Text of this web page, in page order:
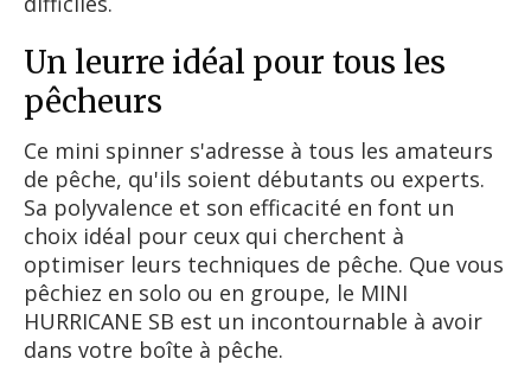
Un leurre idéal pour tous les
pêcheurs
Ce mini spinner s'adresse à tous les amateurs
de pêche, qu'ils soient débutants ou experts.
Sa polyvalence et son efficacité en font un
choix idéal pour ceux qui cherchent à
optimiser leurs techniques de pêche. Que vous
pêchiez en solo ou en groupe, le MINI
HURRICANE SB est un incontournable à avoir
dans votre boîte à pêche.